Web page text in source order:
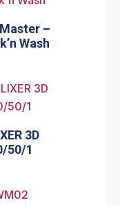
–
Wash
3D
50/1